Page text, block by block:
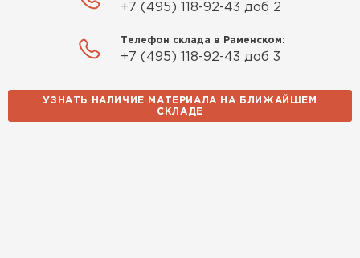
+7 (495) 118-92-43 доб 2
Телефон склада в Раменском:
+7 (495) 118-92-43 доб 3
УЗНАТЬ НАЛИЧИЕ МАТЕРИАЛА НА БЛИЖАЙШЕМ
СКЛАДЕ